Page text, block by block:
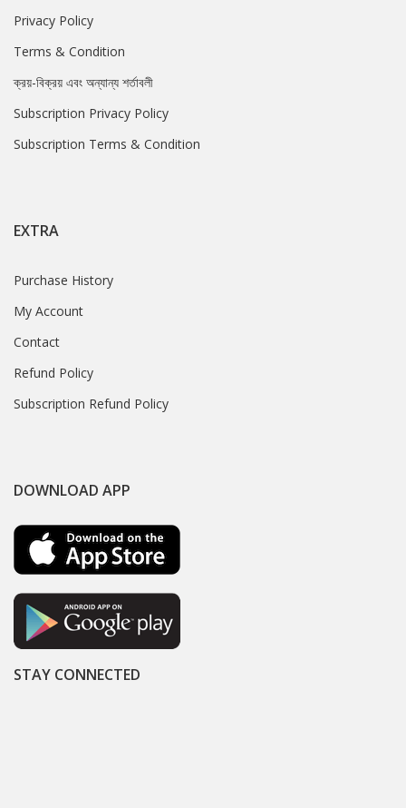
Privacy Policy
Terms & Condition
ক্রয়-বিক্রয় এবং অন্যান্য শর্তাবলী
Subscription Privacy Policy
Subscription Terms & Condition
EXTRA
Purchase History
My Account
Contact
Refund Policy
Subscription Refund Policy
DOWNLOAD APP
STAY CONNECTED